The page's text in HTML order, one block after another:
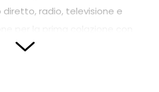
radio, televisione e
e televisione;